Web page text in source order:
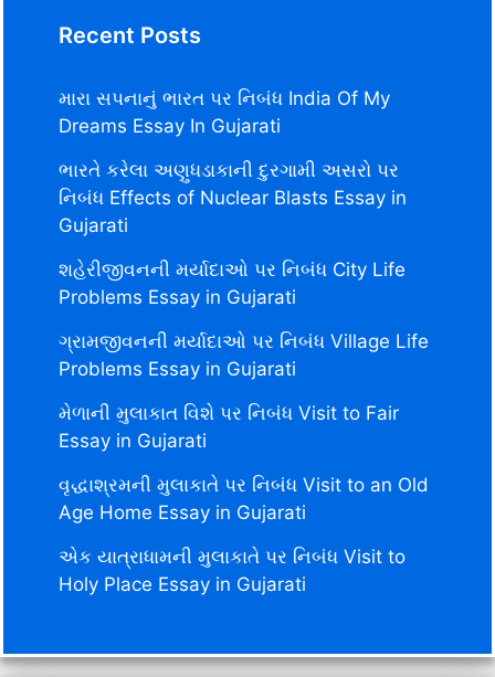
Recent Posts
મારા સપનાનું ભારત પર નિબંધ India Of My
Dreams Essay In Gujarati
ભારતે કરેલા અણુધડાકાની દુરગામી અસરો પર
નિબંધ Effects of Nuclear Blasts Essay in
Gujarati
શહેરીજીવનની મર્યાદાઓ પર નિબંધ City Life
Problems Essay in Gujarati
ગ્રામજીવનની મર્યાદાઓ પર નિબંધ Village Life
Problems Essay in Gujarati
મેળાની મુલાકાત વિશે પર નિબંધ Visit to Fair
Essay in Gujarati
વૃદ્ધાશ્રમની મુલાકાતે પર નિબંધ Visit to an Old
Age Home Essay in Gujarati
એક યાત્રાધામની મુલાકાતે પર નિબંધ Visit to
Holy Place Essay in Gujarati